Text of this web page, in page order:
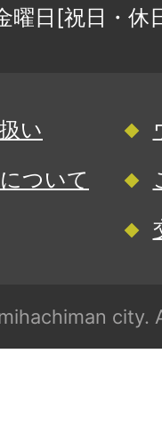
曜日[祝日・
い
ついて
city.